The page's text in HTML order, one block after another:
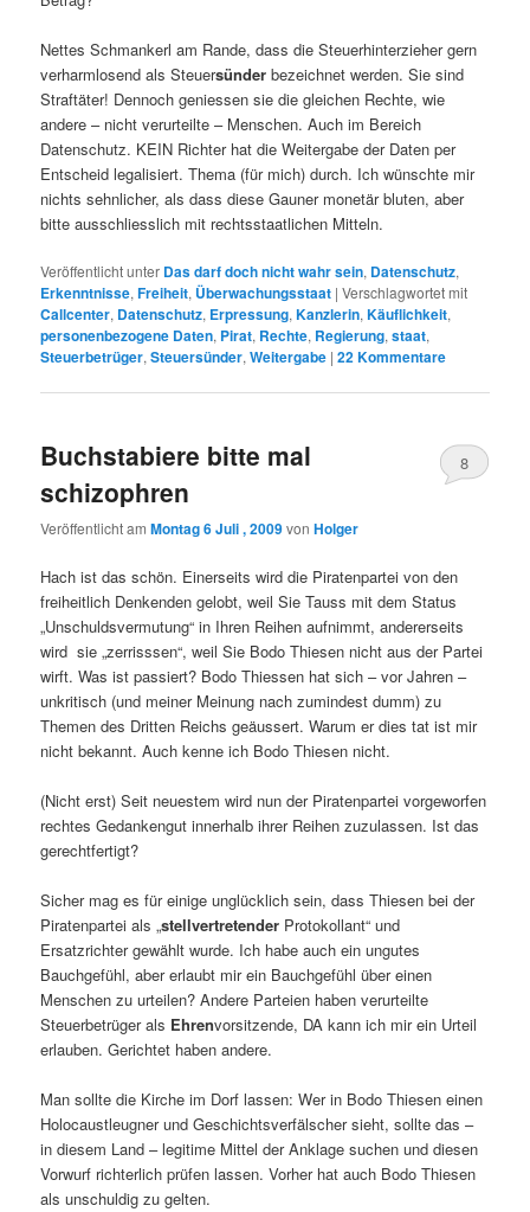
Nettes Schmankerl am Rande, dass die Steuerhinterzieher gern
verharmlosend als Steuersünder bezeichnet werden. Sie sind
Straftäter! Dennoch geniessen sie die gleichen Rechte, wie
andere – nicht verurteilte – Menschen. Auch im Bereich
Datenschutz. KEIN Richter hat die Weitergabe der Daten per
Entscheid legalisiert. Thema (für mich) durch. Ich wünschte mir
nichts sehnlicher, als dass diese Gauner monetär bluten, aber
bitte ausschliesslich mit rechtsstaatlichen Mitteln.
Veröffentlicht unter Das darf doch nicht wahr sein, Datenschutz,
Erkenntnisse,Freiheit, Überwachungsstaat |Verschlagwortet mit
Callcenter, Datenschutz, Erpressung,Kanzlerin,Käuflichkeit,
personenbezogene Daten, Pirat, Rechte, Regierung,staat,
Steuerbetrüger,Steuersünder,Weitergabe |22Kommentare
Buchstabiere bitte mal
schizophren
Veröffentlicht amMontag 6 Juli , 2009vonHolger
8
Hach ist das schön. Einerseits wird die Piratenpartei von den
freiheitlich Denkenden gelobt, weil Sie Tauss mit dem Status
„Unschuldsvermutung“ in Ihren Reihen aufnimmt, andererseits
wird sie „zerrisssen“, weil Sie Bodo Thiesen nicht aus der Partei
wirft. Was ist passiert? Bodo Thiessen hat sich – vor Jahren –
unkritisch (und meiner Meinung nach zumindest dumm) zu
Themen des Dritten Reichs geäussert. Warum er dies tat ist mir
nicht bekannt. Auch kenne ich Bodo Thiesen nicht.
(Nicht erst) Seit neuestem wird nun der Piratenpartei vorgeworfen
rechtes Gedankengut innerhalb ihrer Reihen zuzulassen. Ist das
gerechtfertigt?
Sicher mag es für einige unglücklich sein, dass Thiesen bei der
Piratenpartei als „stellvertretender Protokollant“ und
Ersatzrichter gewählt wurde. Ich habe auch ein ungutes
Bauchgefühl, aber erlaubt mir ein Bauchgefühl über einen
Menschen zu urteilen? Andere Parteien haben verurteilte
Steuerbetrüger als Ehrenvorsitzende, DA kann ich mir ein Urteil
erlauben. Gerichtet haben andere.
Man sollte die Kirche im Dorf lassen: Wer in Bodo Thiesen einen
Holocaustleugner und Geschichtsverfälscher sieht, sollte das –
in diesem Land – legitime Mittel der Anklage suchen und diesen
Vorwurf richterlich prüfen lassen. Vorher hat auch Bodo Thiesen
als unschuldig zu gelten.